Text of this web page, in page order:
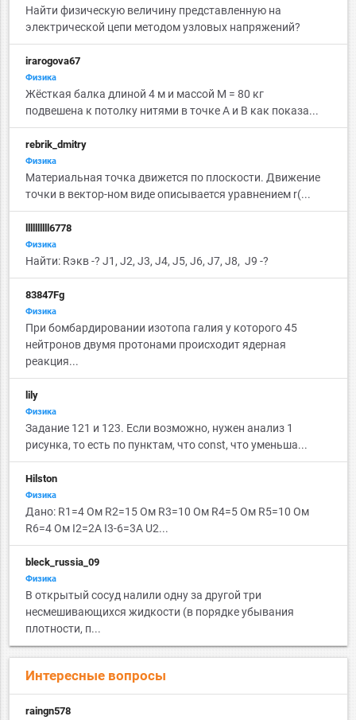
Найти физическую величину представленную на
электрической цепи методом узловых напряжений?
irarogova67
Физика
Жёсткая балка длиной 4 м и массой M = 80 кг
подвешена к потолку нитями в точке А и B как показа...
rebrik_dmitry
Физика
Материальная точка движется по плоскости. Движение
точки в вектор-ном виде описывается уравнением r(...
llllllllll6778
Физика
Найти: Rэкв -? J1, J2, J3, J4, J5, J6, J7, J8, J9 -?
83847Fg
Физика
При бомбардировании изотопа галия у которого 45
нейтронов двумя протонами происходит ядерная
реакция...
lily
Физика
Задание 121 и 123. Если возможно, нужен анализ 1
рисунка, то есть по пунктам, что const, что уменьша...
Hilston
Физика
Дано: R1=4 Ом R2=15 Ом R3=10 Ом R4=5 Ом R5=10 Ом
R6=4 Ом I2=2А I3-6=3А U2...
bleck_russia_09
Физика
В открытый сосуд налили одну за другой три
несмешивающихся жидкости (в порядке убывания
плотности, п...
Интересные вопросы
raingn578